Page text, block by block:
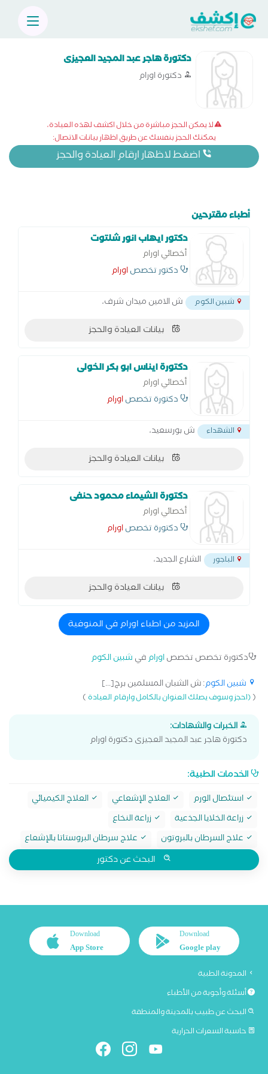
دكتورة هاجر عبد المجيد العجيزى
دكتورة اورام
لا يمكن الحجز مباشرة من خلال اكشف لهذه العيادة،
يمكنك الحجز بنفسك عن طريق اظهار بيانات الاتصال:
اضغط لاظهار ارقام العيادة والحجز
أطباء مقترحين
دكتور ايهاب انور شلتوت
أخصائي اورام
دكتور تخصصاورام
شبين الكوم ش الامين ميدان شرف،
بيانات العيادة والحجز
دكتورة ايناس ابو بكر الخولى
أخصائي اورام
دكتورة تخصصاورام
الشهداء ش بورسعيد،
بيانات العيادة والحجز
دكتورة الشيماء محمود حنفى
أخصائي اورام
دكتورة تخصصاورام
الباجور الشارع الجديد،
بيانات العيادة والحجز
المزيد من اطباء اورام في المنوفية
دكتورة تخصص تخصصاورامفي شبين الكوم
شبين الكوم: ش الشبان المسلمين برج[...]
((احجز وسوف يصلك العنوان بالكامل وارقام العيادة)
الخبرات والشهادات:
دكتورة هاجر عبد المجيد العجيزى دكتورة اورام
الخدمات الطبية:
استئصال الورم العلاج الإشعاعي
العلاج الكيميائي
زراعة الخلايا الجذعية
زراعة النخاع
علاج السرطان بالبروتون
علاج سرطان البروستاتا بالإشعاع
البحث عن دكتور
Download
Google play
Download
App Store
المدونة الطبية
أسئلة وأجوبة من الأطباء
البحث عن طبيب بالمدينة والمنطقة
حاسبة السعرات الحرارية